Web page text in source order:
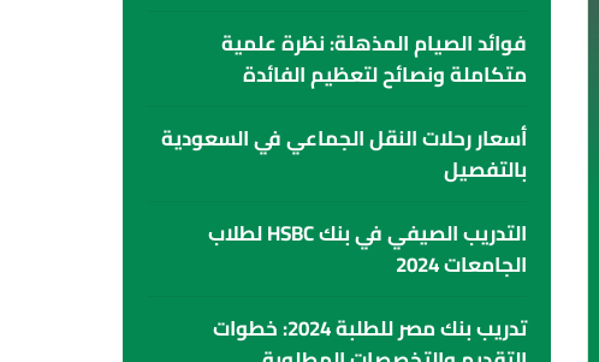
فوائد الصيام المذهلة: نظرة علمية
متكاملة ونصائح لتعظيم الفائدة
أسعار رحلات النقل الجماعي في السعودية
بالتفصيل
التدريب الصيفي في بنك HSBC لطلاب
الجامعات 2024
تدريب بنك مصر للطلبة 2024: خطوات